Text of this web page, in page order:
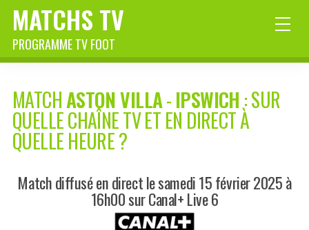
MATCHS TV
PROGRAMME TV FOOT
MATCHASTON VILLA-IPSWICH : SUR
QUELLE CHAÎNE TV ET EN DIRECT À
QUELLE HEURE ?
Match diffusé en direct le samedi 15 février 2025 à
16h00 sur Canal+ Live 6